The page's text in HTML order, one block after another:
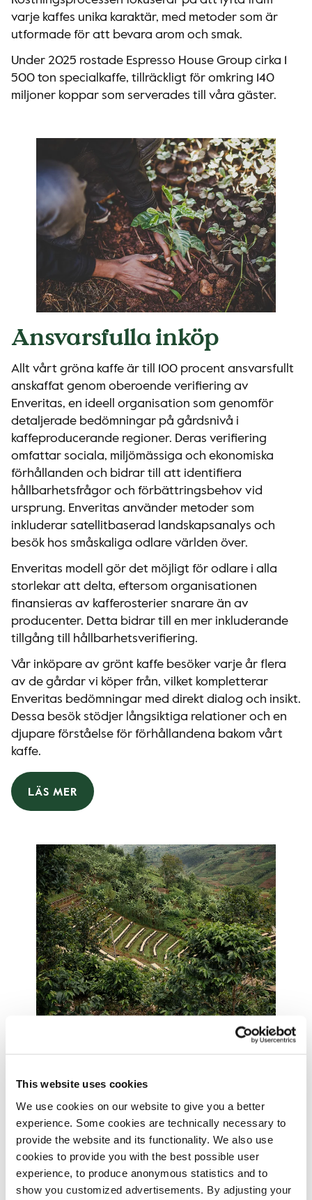
This website uses cookies
We use cookies on our website to give you a better
experience. Some cookies are technically necessary to
provide the website and its functionality. We also use
cookies to provide you with the best possible user
experience, to produce anonymous statistics and to
show you customized advertisements. By adjusting your
varje kaffes unika karaktär, med metoder som är
utformade för att bevara arom och smak.
Under 2025 rostade Espresso House Group cirka 1
500 ton specialkaffe, tillräckligt för omkring 140
miljoner koppar som serverades till våra gäster.
Ansvarsfulla inköp
Allt vårt gröna kaffe är till 100 procent ansvarsfullt
anskaffat genom oberoende verifiering av
Enveritas, en ideell organisation som genomför
detaljerade bedömningar på gårdsnivå i
kaffeproducerande regioner. Deras verifiering
omfattar sociala, miljömässiga och ekonomiska
förhållanden och bidrar till att identifiera
hållbarhetsfrågor och förbättringsbehov vid
ursprung. Enveritas använder metoder som
inkluderar satellitbaserad landskapsanalys och
besök hos småskaliga odlare världen över.
Enveritas modell gör det möjligt för odlare i alla
storlekar att delta, eftersom organisationen
finansieras av kafferosterier snarare än av
producenter. Detta bidrar till en mer inkluderande
tillgång till hållbarhetsverifiering.
Vår inköpare av grönt kaffe besöker varje år flera
av de gårdar vi köper från, vilket kompletterar
Enveritas bedömningar med direkt dialog och insikt.
Dessa besök stödjer långsiktiga relationer och en
djupare förståelse för förhållandena bakom vårt
kaffe.
LÄS MER
för oss att rosta nysskördat kaffe året runt. Genom
Johan & Nyström arbetar vårt rosteri kontinuerligt
med att förfina rostprofiler, koppning av nya
partier och justera tekniker för att lyfta fram smak
och karaktär.